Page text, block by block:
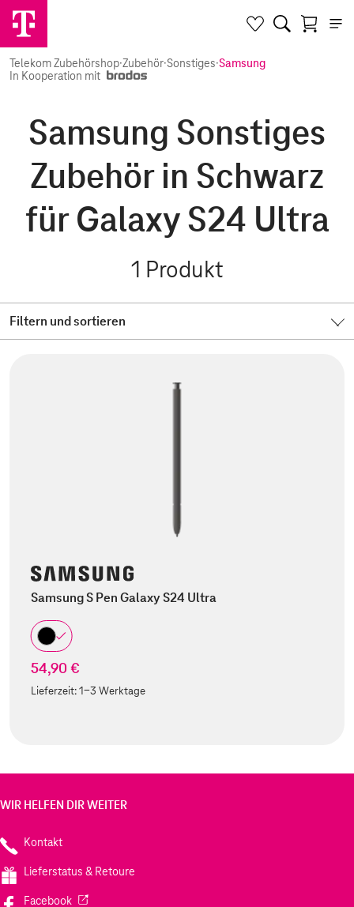
Telekom Zubehörshop·Zubehör·Sonstiges·Samsung
In Kooperation mit
Samsung Sonstiges
Zubehör in Schwarz
für Galaxy S24 Ultra
1 Produkt
Filtern und sortieren
Samsung S Pen Galaxy S24 Ultra
54,90 €
Lieferzeit:1-3 Werktage
WIR HELFEN DIR WEITER
Kontakt
Lieferstatus & Retoure
Facebook(Wird in einem neuen Tab geöffnet)